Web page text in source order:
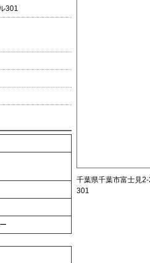
301
千葉県千葉市富士見
301